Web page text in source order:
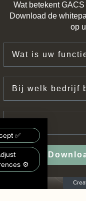
✅
⚙️
Wat betekent
Download de
op